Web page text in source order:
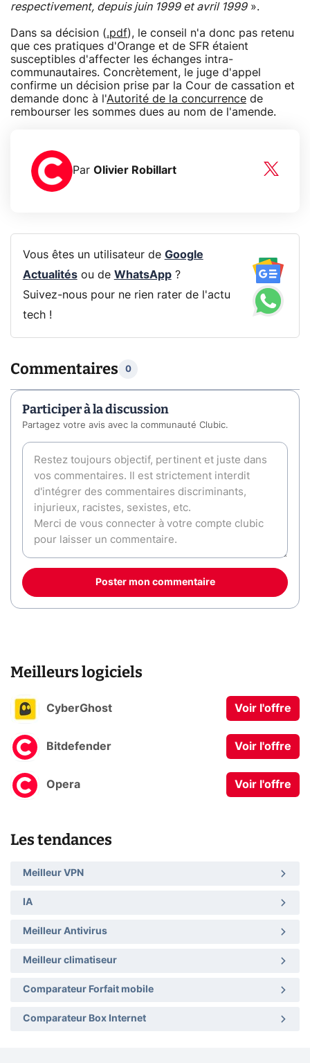
respectivement, depuis juin 1999 et avril 1999».
Dans sa décision (.pdf), le conseil n'a donc pas retenu
que ces pratiques d'Orange et de SFR étaient
susceptibles d'affecter les échanges intra-
communautaires. Concrètement, le juge d'appel
confirme un décision prise par la Cour de cassation et
demande donc à l'Autorité de la concurrence de
rembourser les sommes dues au nom de l'amende.
Par Olivier Robillart
Vous êtes un utilisateur de Google
Actualitésou de WhatsApp?
Suivez-nous pour ne rien rater de l'actu
tech !
Commentaires 0
Participer à la discussion
Partagez votre avis avec la communauté Clubic.
Poster mon commentaire
Meilleurs logiciels
CyberGhost Voir l'offre
Bitdefender Voir l'offre
Opera Voir l'offre
Les tendances
Meilleur VPN
IA
Meilleur Antivirus
Meilleur climatiseur
Comparateur Forfait mobile
Comparateur Box Internet